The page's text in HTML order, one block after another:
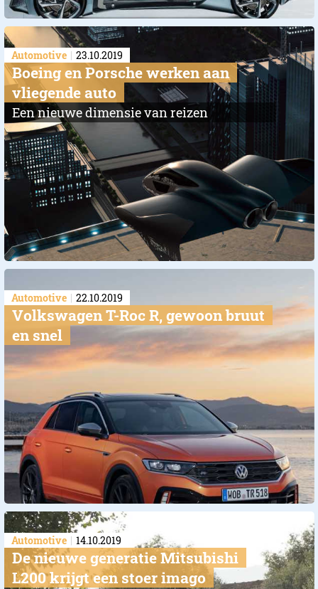
Automotive 23.10.2019
Boeing en Porsche werken aan
vliegende auto
Een nieuwe dimensie van reizen
Automotive 22.10.2019
Volkswagen T-Roc R, gewoon bruut
en snel
Automotive 14.10.2019
De nieuwe generatie Mitsubishi
L200 krijgt een stoer imago